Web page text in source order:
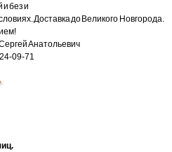
и без и
Доставка до Великого Новгорода.
Анатольевич
09-71